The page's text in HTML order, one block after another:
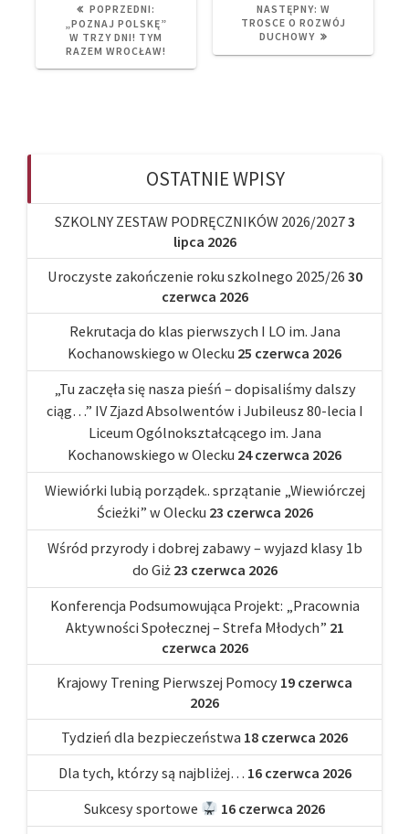
POPRZEDNI:
POST:
„POZNAJ POLSKĘ”
W TRZY DNI! TYM
RAZEM WROCŁAW!
NASTĘPNY: NEXT
POST:
W
TROSCE O ROZWÓJ
DUCHOWY
OSTATNIE WPISY
SZKOLNY ZESTAW PODRĘCZNIKÓW 2026/20273
lipca 2026
Uroczyste zakończenie roku szkolnego 2025/26 30
czerwca 2026
Rekrutacja do klas pierwszych I LO im. Jana
Kochanowskiego w Olecku 25 czerwca 2026
„Tu zaczęła się nasza pieśń – dopisaliśmy dalszy
ciąg…” IV Zjazd Absolwentów i Jubileusz 80-lecia I
Liceum Ogólnokształcącego im. Jana
Kochanowskiego w Olecku 24 czerwca 2026
Wiewiórki lubią porządek.. sprzątanie „Wiewiórczej
Ścieżki” w Olecku 23 czerwca 2026
Wśród przyrody i dobrej zabawy – wyjazd klasy 1b
do Giż 23 czerwca 2026
Konferencja Podsumowująca Projekt: „Pracownia
Aktywności Społecznej – Strefa Młodych” 21
czerwca 2026
Krajowy Trening Pierwszej Pomocy 19 czerwca
2026
Tydzień dla bezpieczeństwa 18 czerwca 2026
Dla tych, którzy są najbliżej… 16 czerwca 2026
Sukcesy sportowe
16 czerwca 2026